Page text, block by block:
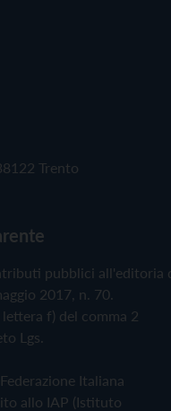
Trento
pubblici all'editoria
2017, n. 70.
f) del comma 2
Lgs.
Italiana
allo IAP (Istituto